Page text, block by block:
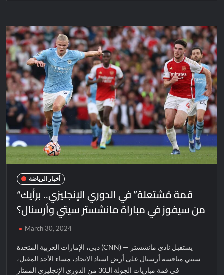
أخبار الرياضة
“قمة مُشتعلة” في الدوري الإنجليزي.. برأيك
من سيفوز في مباراة مانشستر سيتي وأرسنال؟
March 30, 2024
دبي، الإمارات العربية المتحدة (CNN) — يستقبل نادي مانشستر
سيتي منافسه أرسنال على أرض استاد الاتحاد، مساء الأحد المقبل،
في قمة مباريات الجولة الـ30 من الدوري الإنجليزي الممتاز